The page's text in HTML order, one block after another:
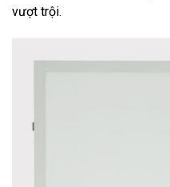
vượt trội.